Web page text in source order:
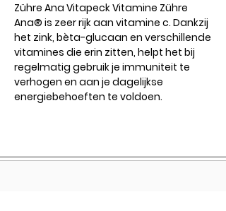
Zühre Ana Vitapeck Vitamine Zühre
Ana®️ is zeer rijk aan vitamine c. Dankzij
het zink, bèta-glucaan en verschillende
vitamines die erin zitten, helpt het bij
regelmatig gebruik je immuniteit te
verhogen en aan je dagelijkse
energiebehoeften te voldoen.